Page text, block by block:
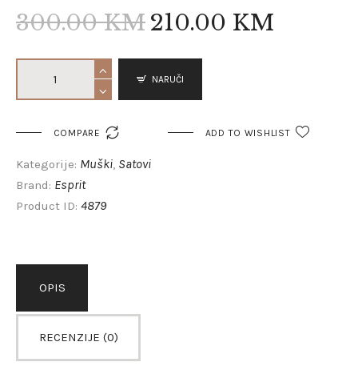
300.00 KM 210.00 KM
NARUČI
COMPARE  ADD TO WISHLIST
Kategorije: Muški Satovi
Brand: Esprit
Product ID: 4879
OPIS
RECENZIJE (0)